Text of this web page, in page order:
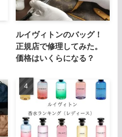
ルイヴィトンのバッグ！
正規店で修理してみた。
価格はいくらになる？